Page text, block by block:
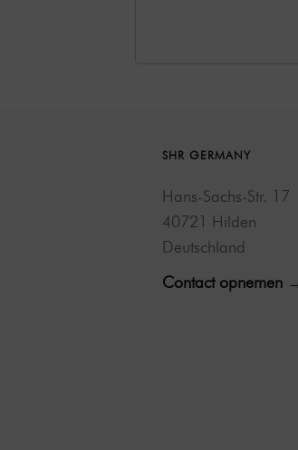
SHR GERMANY
Hans-Sachs-Str. 17
40721 Hilden
Deutschland
Contact opnemen